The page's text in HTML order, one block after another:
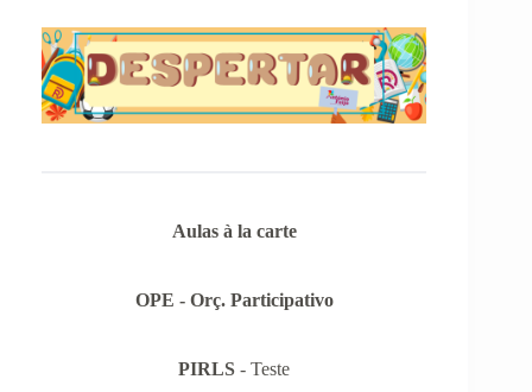
Aulas à la carte
OPE - Orç. Participativo
PIRLS - Teste